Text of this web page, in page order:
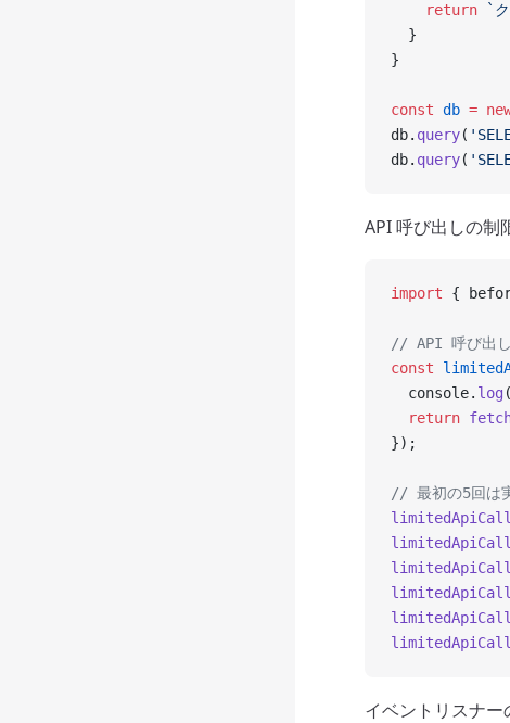
    return
`
  }
}
const db =
db. query(
db. query(
API 呼び出しの制
import {
// API 呼び出し
const
  console.
log (
  return
});
// 最初の5回は
limitedApiCall
limitedApiCall
limitedApiCall
limitedApiCall
limitedApiCall
limitedApiCall
イベントリスナー